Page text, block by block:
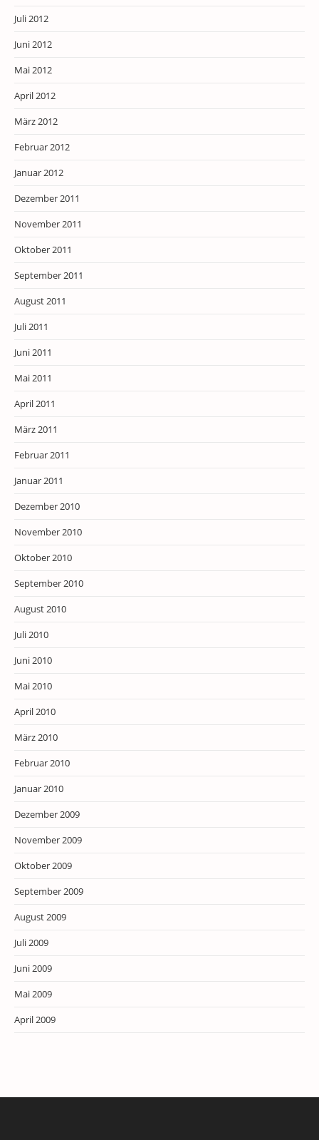
Juli 2012
Juni 2012
Mai 2012
April 2012
März 2012
Februar 2012
Januar 2012
Dezember 2011
November 2011
Oktober 2011
September 2011
August 2011
Juli 2011
Juni 2011
Mai 2011
April 2011
März 2011
Februar 2011
Januar 2011
Dezember 2010
November 2010
Oktober 2010
September 2010
August 2010
Juli 2010
Juni 2010
Mai 2010
April 2010
März 2010
Februar 2010
Januar 2010
Dezember 2009
November 2009
Oktober 2009
September 2009
August 2009
Juli 2009
Juni 2009
Mai 2009
April 2009